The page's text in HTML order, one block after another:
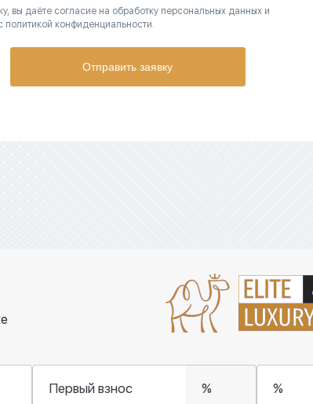
вы даёте согласие на обработку персональных данных и
политикой конфиденциальности.
Отправить заявку
Первый взнос
%
%